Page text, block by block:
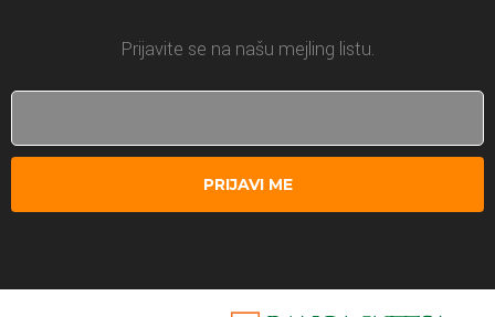
Prijavite se na našu mejling listu.
PRIJAVI ME